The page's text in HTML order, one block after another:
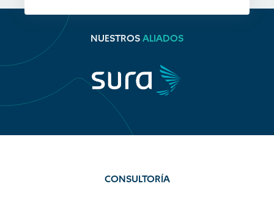
NUESTROS ALIADOS
CONSULTORÍA